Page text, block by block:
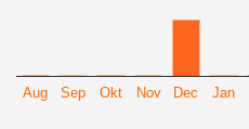
Aug Sep Okt Nov Dec Jan